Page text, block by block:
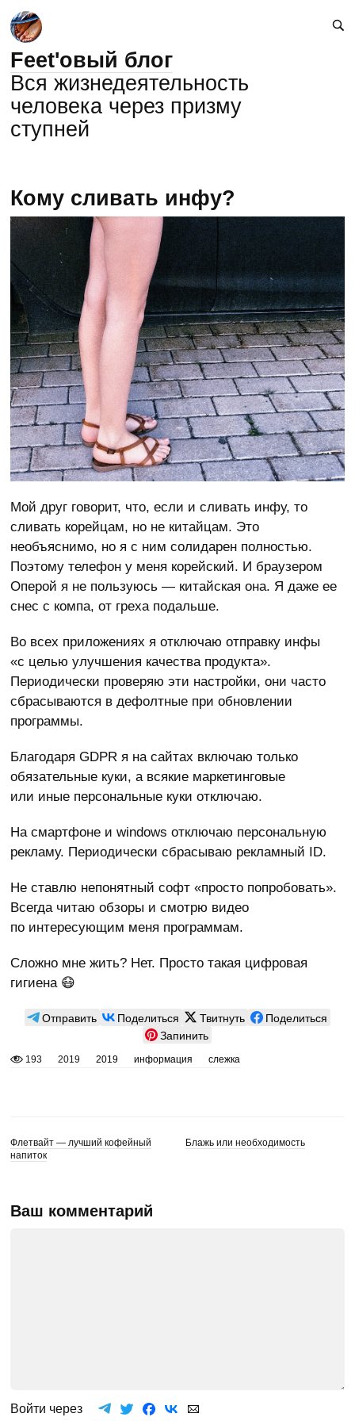
Feet'овый блог
Вся жизнедеятельность
человека через призму
ступней
Кому сливать инфу?
Мой друг говорит, что, если и сливать инфу, то
сливать корейцам, но не китайцам. Это
необъяснимо, но я с ним солидарен полностью.
Поэтому телефон у меня корейский. И браузером
Оперой я не пользуюсь — китайская она. Я даже ее
снес с компа, от греха подальше.
Во всех приложениях я отключаю отправку инфы
«с целью улучшения качества продукта».
Периодически проверяю эти настройки, они часто
сбрасываются в дефолтные при обновлении
программы.
Благодаря GDPR я на сайтах включаю только
обязательные куки, а всякие маркетинговые
или иные персональные куки отключаю.
На смартфоне и windows отключаю персональную
рекламу. Периодически сбрасываю рекламный ID.
Не ставлю непонятный софт «просто попробовать».
Всегда читаю обзоры и смотрю видео
по интересующим меня программам.
Сложно мне жить? Нет. Просто такая цифровая
гигиена 😷
Отправить Поделиться Твитнуть
Поделиться
Запинить
193 2019 2019 информация слежка
Флетвайт — лучший кофейный
напиток
Блажь или необходимость
Ваш комментарий
Войти через